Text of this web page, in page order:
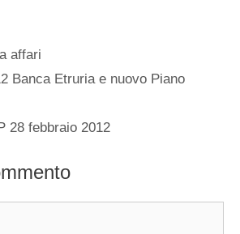
affari
Banca Etruria e nuovo Piano
28 febbraio 2012